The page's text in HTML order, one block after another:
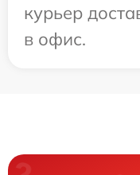
курьер
в офис.